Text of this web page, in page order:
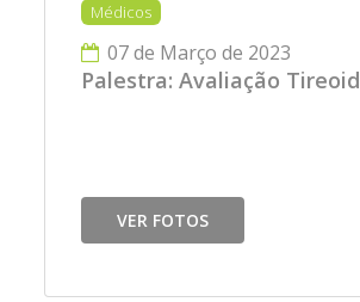
Médicos
07 de Março de 2023
Palestra: Avaliação
VER FOTOS